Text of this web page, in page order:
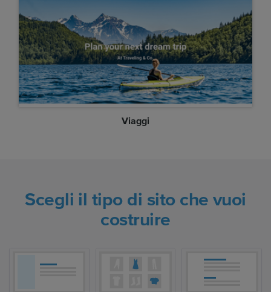
Viaggi
Scegli il tipo di sito che vuoi
costruire